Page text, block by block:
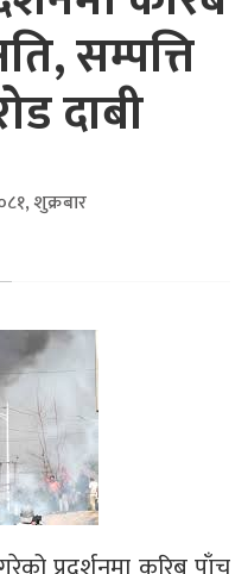
सम्पत्ति
दाबी
शुक्रबार